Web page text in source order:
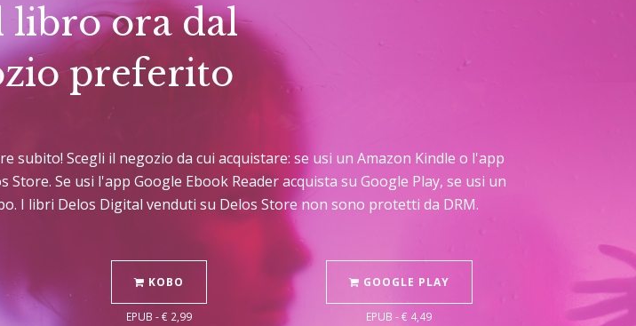
libro ora dal
preferito
subito! Scegli il negozio da cui acquistare: se usi un Amazon Kindle o l'app
Se usi l'app Google Ebook Reader acquista su Google Play, se usi un
I libri Delos Digital venduti su Delos Store non sono protetti da DRM.
KOBO
EPUB - € 2,99
GOOGLE PLAY
EPUB - € 4,49